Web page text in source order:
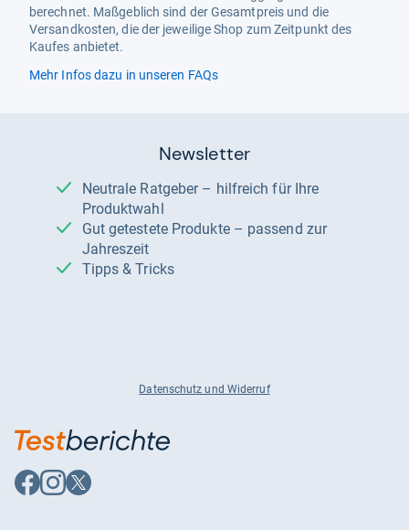
berechnet. Maßgeblich sind der Gesamtpreis und die
Versandkosten, die der jeweilige Shop zum Zeitpunkt des
Kaufes anbietet.
Mehr Infos dazu in unseren FAQs
Newsletter
Neutrale Ratgeber – hilfreich für Ihre
Produktwahl
Gut getestete Produkte – passend zur
Jahreszeit
Tipps & Tricks
Datenschutz und Widerruf
Auf
Facebook
Auf
Instagram
Auf
X